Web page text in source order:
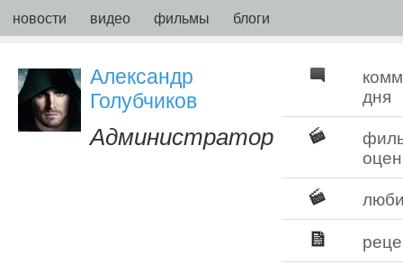
новости видео фильмы блоги
дня
Александр
Голубчиков
Администратор